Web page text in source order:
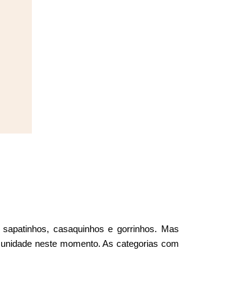
casaquinhos e gorrinhos. Mas
neste momento. As categorias com